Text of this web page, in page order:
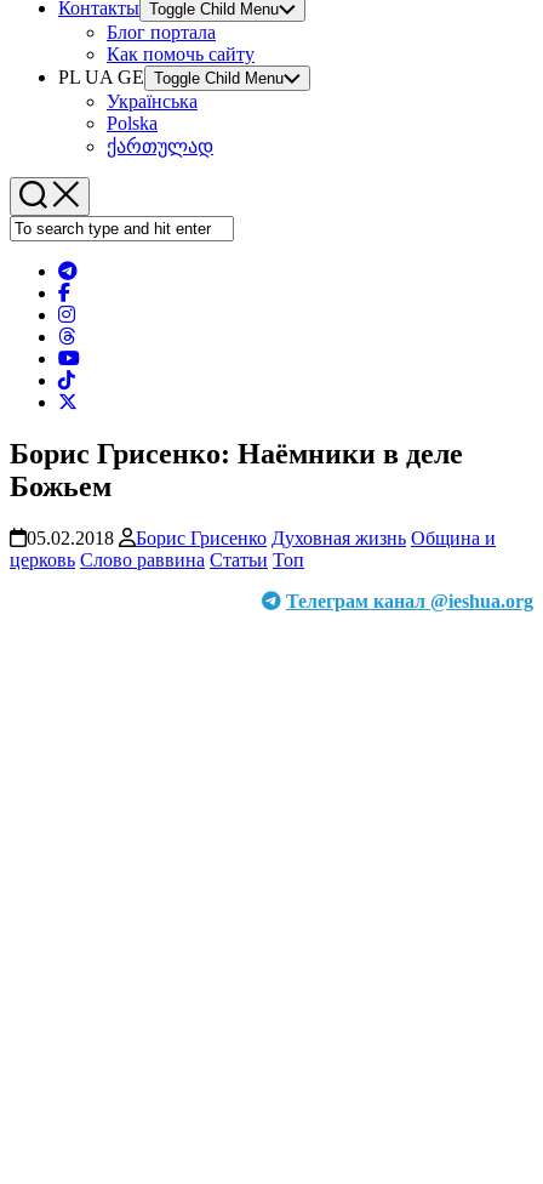
Контакты Toggle Child Menu
Блог портала
Как помочь сайту
PL UA GE Toggle Child Menu
Українська
Polska
ქართულად
Борис Грисенко: Наёмники в деле
Божьем
05.02.2018 Борис Грисенко Духовная жизнь Община и
церковь Слово раввина Статьи Топ
Телеграм канал @ieshua.org